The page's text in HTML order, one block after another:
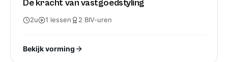
De kracht van vastgoedstyling
2u 1 lessen 2 BIV-uren
Bekijk vorming